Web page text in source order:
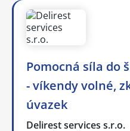
Pomocná síla do
- víkendy volné,
úvazek
Delirest services s.r.o.